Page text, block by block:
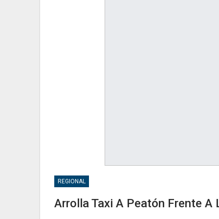
REGIONAL
Arrolla Taxi A Peatón Frente A